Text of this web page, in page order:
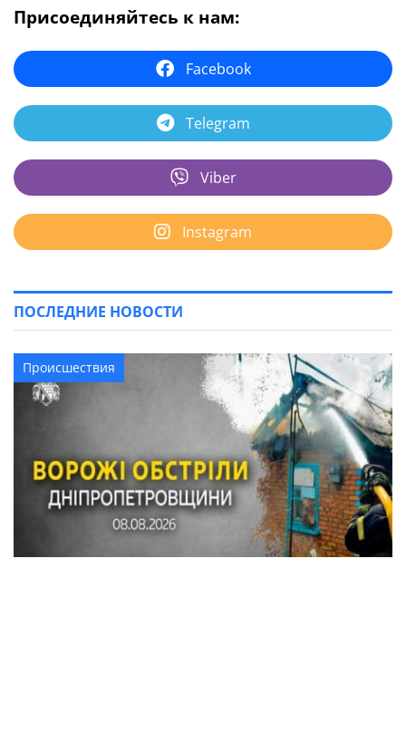
Присоединяйтесь к нам:
Facebook
Telegram
Viber
Instagram
ПОСЛЕДНИЕ НОВОСТИ
Происшествия